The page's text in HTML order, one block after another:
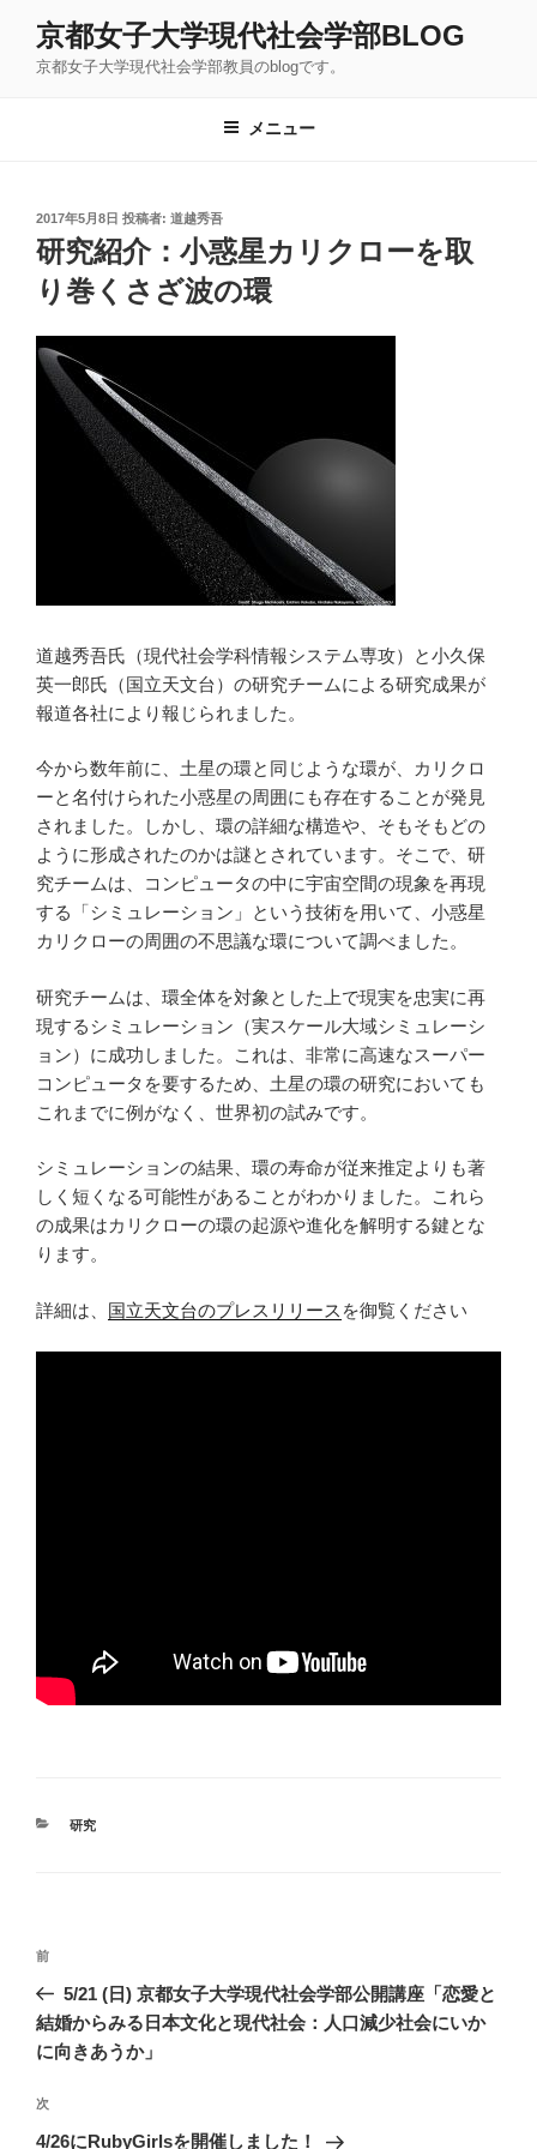
京都女子大学現代社会学部BLOG
京都女子大学現代社会学部教員のblogです。
メニュー
投
稿
日:
2017年5月8日 投稿者: 道越秀吾
研究紹介：小惑星カリクローを取
り巻くさざ波の環
道越秀吾氏（現代社会学科情報システム専攻）と小久保
英一郎氏（国立天文台）の研究チームによる研究成果が
報道各社により報じられました。
今から数年前に、土星の環と同じような環が、カリクロ
ーと名付けられた小惑星の周囲にも存在することが発見
されました。しかし、環の詳細な構造や、そもそもどの
ように形成されたのかは謎とされています。そこで、研
究チームは、コンピュータの中に宇宙空間の現象を再現
する「シミュレーション」という技術を用いて、小惑星
カリクローの周囲の不思議な環について調べました。
研究チームは、環全体を対象とした上で現実を忠実に再
現するシミュレーション（実スケール大域シミュレーシ
ョン）に成功しました。これは、非常に高速なスーパー
コンピュータを要するため、土星の環の研究においても
これまでに例がなく、世界初の試みです。
シミュレーションの結果、環の寿命が従来推定よりも著
しく短くなる可能性があることがわかりました。これら
の成果はカリクローの環の起源や進化を解明する鍵とな
ります。
詳細は、 国立天文台のプレスリリース を御覧ください
カ
研究
投
ナ
ビ
ー
前
の
投
稿
前
5/21 (日) 京都女子大学現代社会学部公開講座「恋愛と
結婚からみる日本文化と現代社会：人口減少社会にいか
に向きあうか」
次
の
次
4/26にRubyGirlsを開催しました！